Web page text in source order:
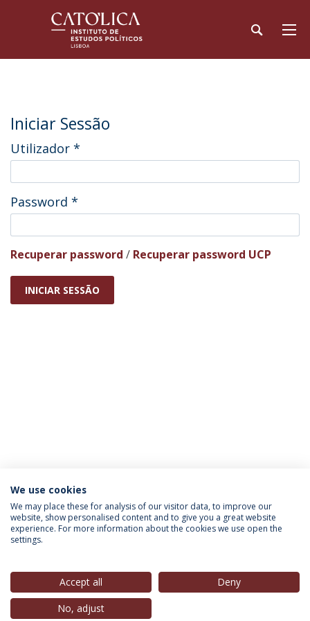
Iniciar Sessão
Utilizador *
Password *
Recuperar password / Recuperar password UCP
INICIAR SESSÃO
INFORMAÇÃO PARA
We use cookies
We may place these for analysis of our visitor data, to improve our
website, show personalised content and to give you a great website
experience. For more information about the cookies we use open the
settings.
Accept all
Deny
No, adjust